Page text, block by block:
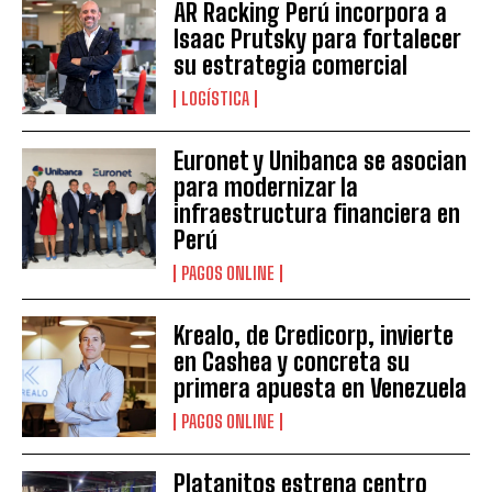
AR Racking Perú incorpora a
Isaac Prutsky para fortalecer
su estrategia comercial
LOGÍSTICA
Euronet y Unibanca se asocian
para modernizar la
infraestructura financiera en
Perú
PAGOS ONLINE
Krealo, de Credicorp, invierte
en Cashea y concreta su
primera apuesta en Venezuela
PAGOS ONLINE
Platanitos estrena centro